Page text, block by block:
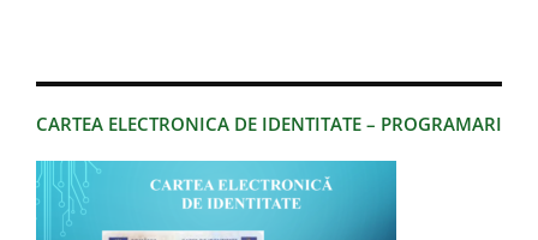
CARTEA ELECTRONICA DE IDENTITATE – PROGRAMARI